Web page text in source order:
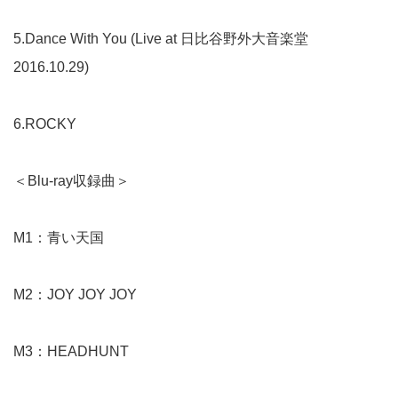
5.Dance With You (Live at 日比谷野外大音楽堂
2016.10.29)
6.ROCKY
＜Blu-ray収録曲＞
M1：青い天国
M2：JOY JOY JOY
M3：HEADHUNT